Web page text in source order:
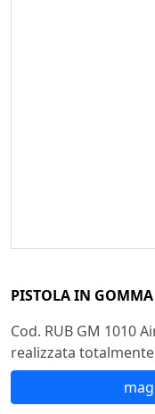
PISTOLA IN
Cod. RUB GM 1010
realizzata